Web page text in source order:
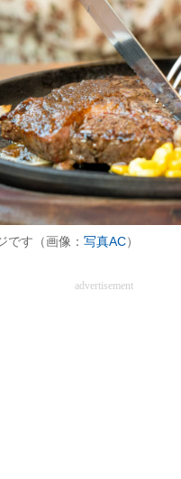
です（画像： 写真AC）
advertisement